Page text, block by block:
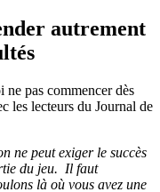
autrement
pas commencer dès
les lecteurs du Journal de
ne peut exiger le succès
du jeu. Il faut
là où vous avez une